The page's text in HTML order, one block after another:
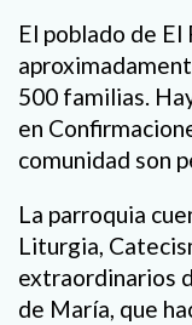
El poblado de
500 familias.
en
comunidad son
La parroquia
Liturgia,
extraordinarios
de María, que